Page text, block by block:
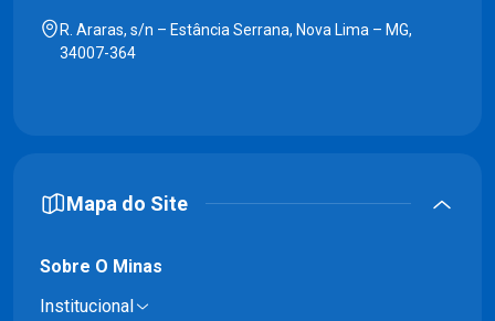
R. Araras, s/n – Estância Serrana, Nova Lima – MG,
34007-364
Mapa do Site
Sobre O Minas
Institucional